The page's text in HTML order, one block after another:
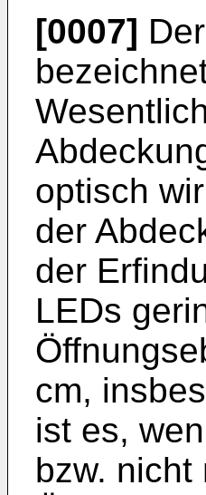
[0007]
optisch
der
der
LEDs
cm,
ist es,
bzw. nicht